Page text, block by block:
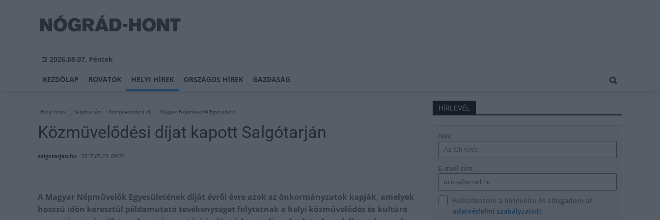
2026.08.07, Péntek
KEZDŐLAP ROVATOK HELYI HÍREK ORSZÁGOS HÍREK GAZDASÁG
Helyi hírek Salgótarján Közművelődési díj Magyar Népművelők Egyesülete
Közművelődési díjat kapott Salgótarján
salgotarjan.hu 2017.05.23. 09:20
A Magyar Népművelők Egyesületének díját évről évre azok az önkormányzatok kapják, amelyek
hosszú időn keresztül példamutató tevékenységet folytatnak a helyi közművelődés és kultúra
HÍRLEVÉL
Név
E-mail cím
Feliratkozom a hírlevélre és elfogadom az
adatvédelmi szabályzatot!